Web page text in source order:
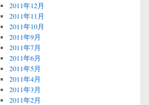
2011年12月
2011年11月
2011年10月
2011年9月
2011年7月
2011年6月
2011年5月
2011年4月
2011年3月
2011年2月